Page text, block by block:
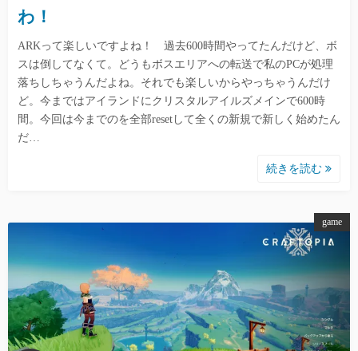
わ！
ARKって楽しいですよね！ 過去600時間やってたんだけど、ボ
スは倒してなくて。どうもボスエリアへの転送で私のPCが処理
落ちしちゃうんだよね。それでも楽しいからやっちゃうんだけ
ど。今まではアイランドにクリスタルアイルズメインで600時
間。今回は今までのを全部resetして全くの新規で新しく始めたん
だ…
続きを読む
game